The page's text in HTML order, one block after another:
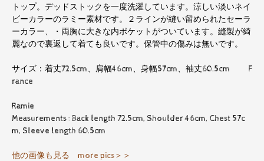
トップ。デッドストックを一度洗濯しています。涼しい淡いネイ
ビーカラーのラミー素材です。２ラインが縫い留められたセーラ
ーカラー、・両胸に大きな内ポケットがついています。縫製が綺
麗なので裏返して着ても良いです。保管中の傷みは無いです。
サイズ：着丈72.5cm、肩幅46cm、身幅57cm、袖丈60.5cm F
rance
Ramie
Measurements : Back length 72.5cm, Shoulder 46cm, Chest 57c
m, Sleeve length 60.5cm
他の画像も見る more pics＞＞